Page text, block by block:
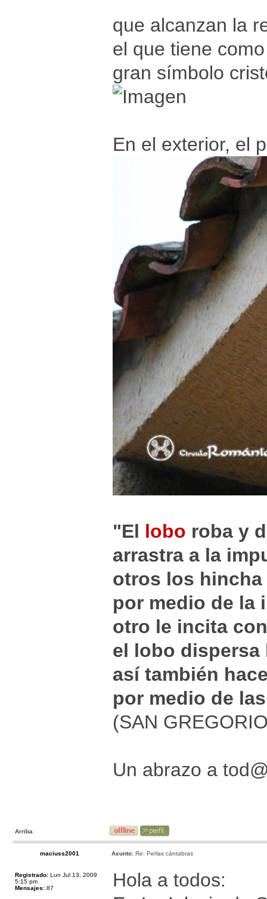
que alcanzan la
el que tiene
gran símbolo
En el exterior, el
"El lobo roba y
arrastra a la
otros los
por medio de la
otro le incita
el lobo dispersa
así también
por medio de
(SAN
Un abrazo a
Arriba
maciuss2001 Asunto: Re: Perlas cántabras
Registrado: Lun Jul 13, 2009
5:15 pm
Mensajes: 87
Hola a todos: